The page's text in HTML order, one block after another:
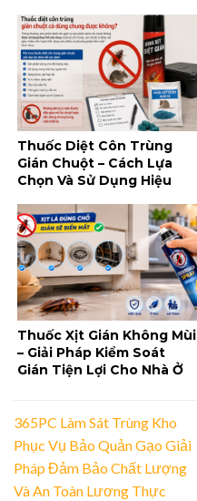
Thuốc Diệt Côn Trùng
Gián Chuột – Cách Lựa
Chọn Và Sử Dụng Hiệu
Thuốc Xịt Gián Không Mùi
– Giải Pháp Kiểm Soát
Gián Tiện Lợi Cho Nhà Ở
365PC Làm Sát Trùng Kho
Phục Vụ Bảo Quản Gạo Giải
Pháp Đảm Bảo Chất Lượng
Và An Toàn Lương Thực